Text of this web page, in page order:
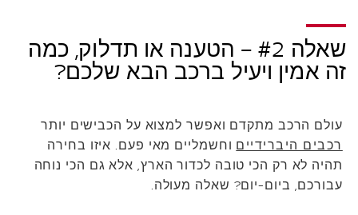
שאלה #2 – הטענה או תדלוק, כמה
זה אמין ויעיל ברכב הבא שלכם?
עולם הרכב מתקדם ואפשר למצוא על הכבישים יותר
רכבים היברידיים וחשמליים מאי פעם. איזו בחירה
תהיה לא רק הכי טובה לכדור הארץ, אלא גם הכי נוחה
עבורכם, ביום-יום? שאלה מעולה.